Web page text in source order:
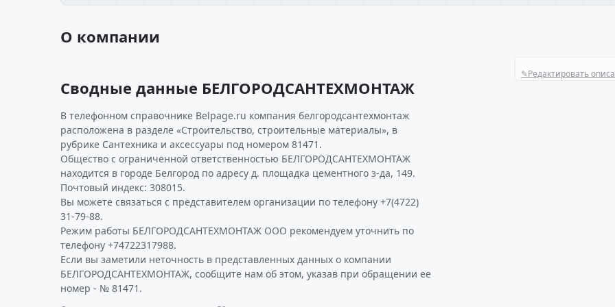
О компании
✎Редактировать
Сводные данные БЕЛГОРОДСАНТЕХМОНТАЖ
В телефонном справочнике Belpage.ru компания белгородсантехмонтаж
расположена в разделе «Строительство, строительные материалы», в
рубрике Сантехника и аксессуары под номером 81471.
Общество с ограниченной ответственностью БЕЛГОРОДСАНТЕХМОНТАЖ
находится в городе Белгород по адресу д. площадка цементного з-да, 149.
Почтовый индекс: 308015.
Вы можете связаться с представителем организации по телефону +7(4722)
31-79-88.
Режим работы БЕЛГОРОДСАНТЕХМОНТАЖ ООО рекомендуем уточнить по
телефону +74722317988.
Если вы заметили неточность в представленных данных о компании
БЕЛГОРОДСАНТЕХМОНТАЖ, сообщите нам об этом, указав при обращении ее
номер - № 81471.